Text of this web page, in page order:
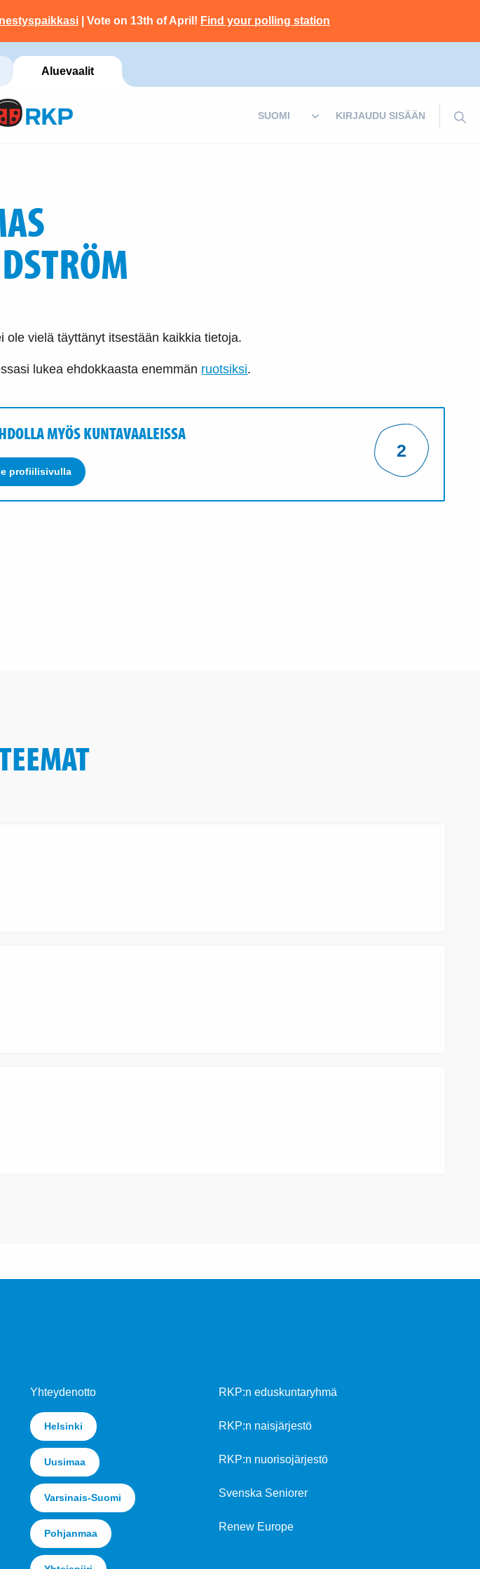
| Vote on 13th of April! Find your polling station
Aluevaalit
KIRJAUDU SISÄÄN
ole vielä täyttänyt itsestään kaikkia tietoja.
lukea ehdokkaasta enemmän ruotsiksi.
MYÖS KUNTAVAALEISSA
profiilisivulla
2
Yhteydenotto
Helsinki
Uusimaa
Varsinais-Suomi
Pohjanmaa
RKP:n eduskuntaryhmä
RKP:n naisjärjestö
RKP:n nuorisojärjestö
Svenska Seniorer
Renew Europe